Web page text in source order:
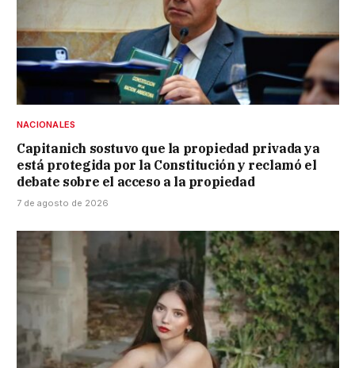
NACIONALES
Capitanich sostuvo que la propiedad privada ya
está protegida por la Constitución y reclamó el
debate sobre el acceso a la propiedad
7 de agosto de 2026